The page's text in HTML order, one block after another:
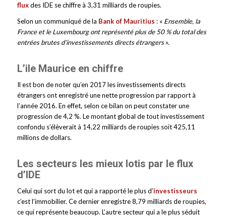
fluxdes IDE se chiffre à 3,31 milliards de roupies.
Selon un communiqué de la Bank of Mauritius : « Ensemble, la
France et le Luxembourg ont représenté plus de 50 % du total des
entrées brutes d’investissements directs étrangers».
L’ile Maurice en chiffre
Il est bon de noter qu’en 2017 les investissements directs
étrangers ont enregistré une nette progression par rapport à
l’année 2016. En effet, selon ce bilan on peut constater une
progression de 4,2 %. Le montant global de tout investissement
confondu s’élèverait à 14,22 milliards de roupies soit 425,11
millions de dollars.
Les secteurs les mieux lotis par le flux
d’IDE
Celui qui sort du lot et qui a rapporté le plus d’investisseurs
c’est l’immobilier. Ce dernier enregistre 8,79 milliards de roupies,
ce qui représente beaucoup. L’autre secteur qui a le plus séduit